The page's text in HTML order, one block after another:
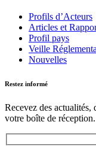
Profils d’Acteurs
Articles et
Profil pays
Veille
Nouvelles
Restez informé
Recevez des actualités,
votre boîte de réception.